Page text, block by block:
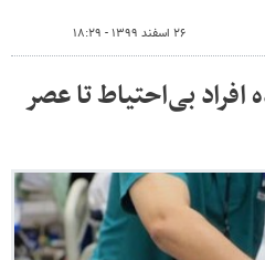
۲۶ اسفند ۱۳۹۹ - ۱۸:۲۹
بی‌احتیاط تا عصر